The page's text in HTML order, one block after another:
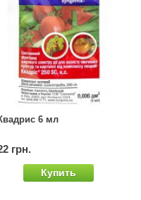
6 мл
грн.
Купить